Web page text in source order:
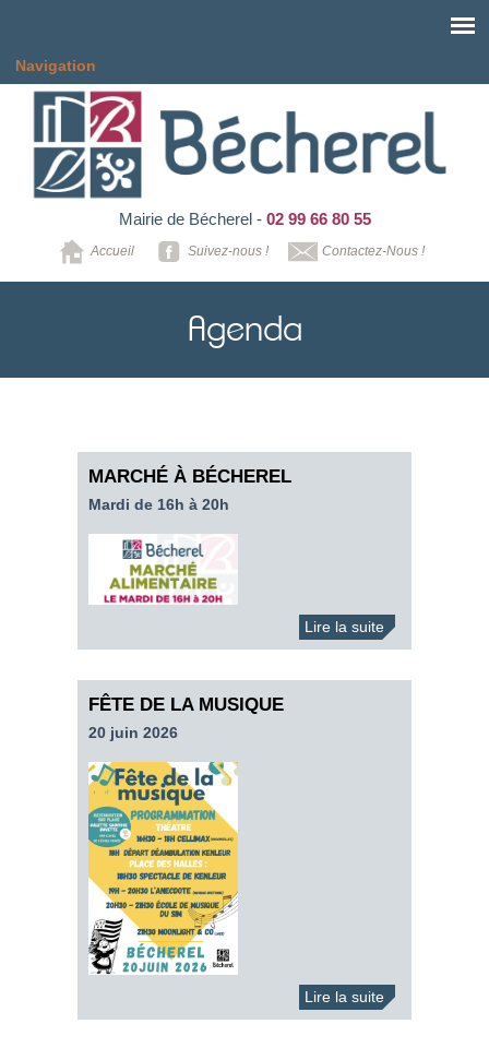
Navigation
Mairie de Bécherel - 02 99 66 80 55
Accueil Suivez-nous ! Contactez-Nous !
Agenda
MARCHÉ À BÉCHEREL
Mardi de 16h à 20h
Lire la suite
FÊTE DE LA MUSIQUE
20 juin 2026
Lire la suite